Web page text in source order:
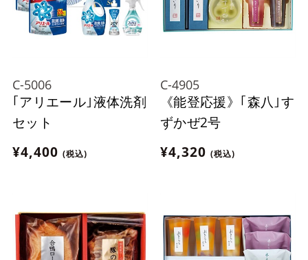
C-5006
｢アリエール｣液体洗剤
セット
¥4,400 (税込)
C-4905
《能登応援》｢森八｣す
ずかぜ2号
¥4,320 (税込)